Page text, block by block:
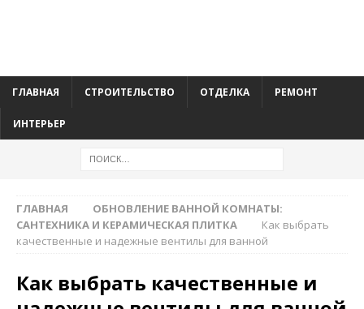
ГЛАВНАЯ СТРОИТЕЛЬСТВО ОТДЕЛКА РЕМОНТ
ИНТЕРЬЕР
ГЛАВНАЯ
ОБНОВЛЕНИЕ ВАННОЙ КОМНАТЫ:
САНТЕХНИКА И КЕРАМИЧЕСКАЯ ПЛИТКА
Как выбрать
качественные и надежные вентилы для ванной
Как выбрать качественные и